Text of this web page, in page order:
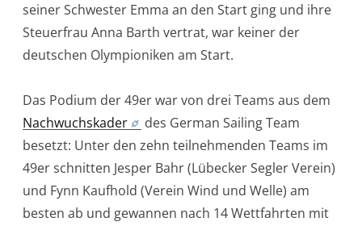
seiner Schwester Emma an den Start ging und ihre
Steuerfrau Anna Barth vertrat, war keiner der
deutschen Olympioniken am Start.
Das Podium der 49er war von drei Teams aus dem
Nachwuchskader
des German Sailing Team
besetzt: Unter den zehn teilnehmenden Teams im
49er schnitten Jesper Bahr (Lübecker Segler Verein)
und Fynn Kaufhold (Verein Wind und Welle) am
besten ab und gewannen nach 14 Wettfahrten mit